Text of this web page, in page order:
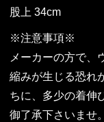
股上 34cm
※注意事項※
メーカーの方で、
縮みが生じる恐れ
ちに、多少の着伸
御了承下さいませ。